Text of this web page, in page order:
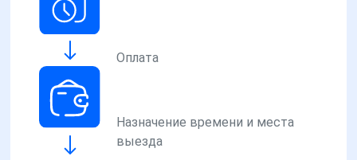
Оплата
Назначение времени и места
выезда